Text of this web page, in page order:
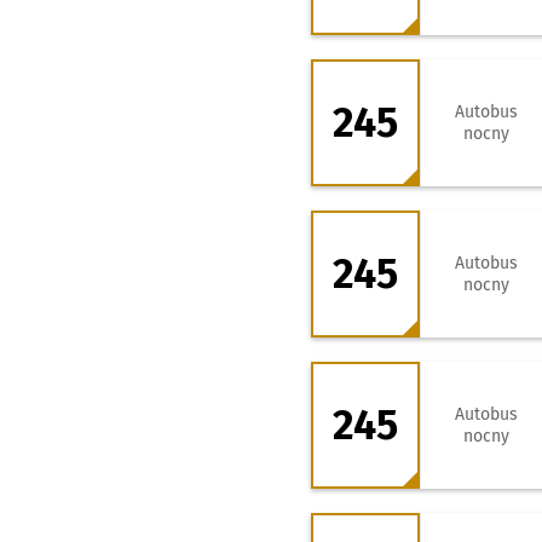
245 - kierunek
245
Autobus
nocny
245 - kierunek
245
Autobus
nocny
245 - kierunek
245
Autobus
nocny
253 - kierunek